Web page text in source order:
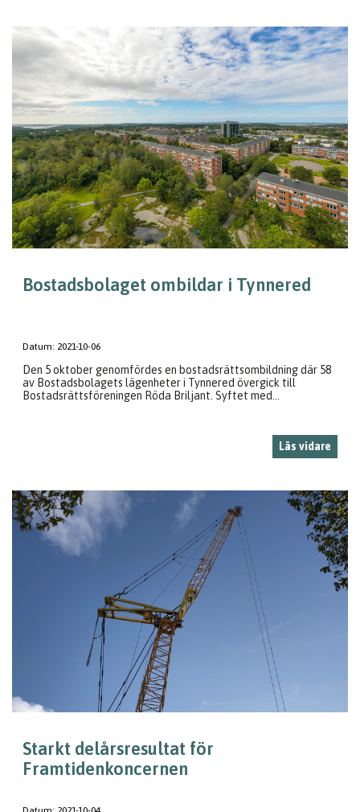
Bostadsbolaget ombildar i Tynnered
Datum: 2021-10-06
Den 5 oktober genomfördes en bostadsrättsombildning där 58
av Bostadsbolagets lägenheter i Tynnered övergick till
Bostadsrättsföreningen Röda Briljant. Syftet med...
Läs vidare
Starkt delårsresultat för
Framtidenkoncernen